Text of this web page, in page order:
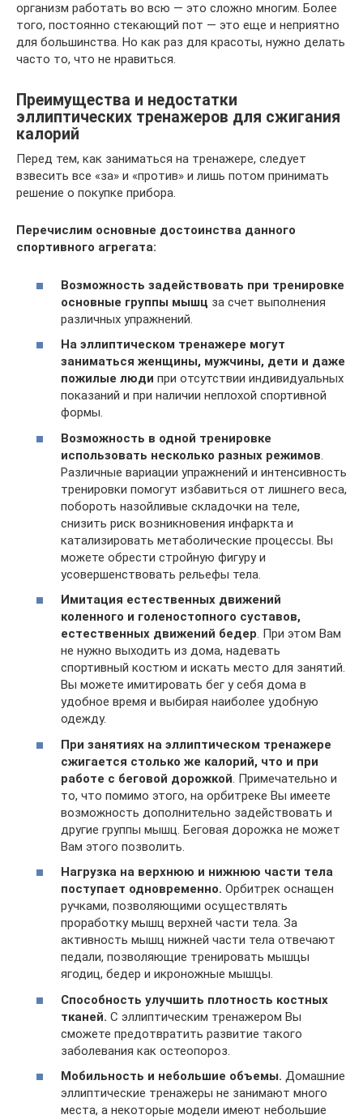
организм работать во всю — это сложно многим. Более
того, постоянно стекающий пот — это еще и неприятно
для большинства. Но как раз для красоты, нужно делать
часто то, что не нравиться.
Преимущества и недостатки
эллиптических тренажеров для сжигания
калорий
Перед тем, как заниматься на тренажере, следует
взвесить все «за» и «против» и лишь потом принимать
решение о покупке прибора.
Перечислим основные достоинства данного
спортивного агрегата:
Возможность задействовать при тренировке
основные группы мышц за счет выполнения
различных упражнений.
На эллиптическом тренажере могут
заниматься женщины, мужчины, дети и даже
пожилые люди при отсутствии индивидуальных
показаний и при наличии неплохой спортивной
формы.
Возможность в одной тренировке
использовать несколько разных режимов
Различные вариации упражнений и интенсивность
тренировки помогут избавиться от лишнего веса,
побороть назойливые складочки на теле,
снизить риск возникновения инфаркта и
катализировать метаболические процессы. Вы
можете обрести стройную фигуру и
усовершенствовать рельефы тела.
Имитация естественных движений
коленного и голеностопного суставов,
естественных движений бедер. При этом Вам
не нужно выходить из дома, надевать
спортивный костюм и искать место для занятий.
Вы можете имитировать бег у себя дома в
удобное время и выбирая наиболее удобную
одежду.
При занятиях на эллиптическом тренажере
сжигается столько же калорий, что и при
работе с беговой дорожкой . Примечательно и
то, что помимо этого, на орбитреке Вы имеете
возможность дополнительно задействовать и
другие группы мышц. Беговая дорожка не может
Вам этого позволить.
Нагрузка на верхнюю и нижнюю части тела
поступает одновременно. Орбитрек оснащен
ручками, позволяющими осуществлять
проработку мышц верхней части тела. За
активность мышц нижней части тела отвечают
педали, позволяющие тренировать мышцы
ягодиц, бедер и икроножные мышцы.
Способность улучшить плотность костных
тканей. С эллиптическим тренажером Вы
сможете предотвратить развитие такого
заболевания как остеопороз.
Мобильность и небольшие объемы. Домашние
эллиптические тренажеры не занимают много
места, а некоторые модели имеют небольшие